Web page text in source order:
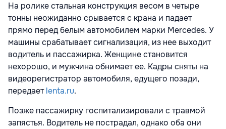
На ролике стальная конструкция весом в четыре
тонны неожиданно срывается с крана и падает
прямо перед белым автомобилем марки Mercedes. У
машины срабатывает сигнализация, из нее выходит
водитель и пассажирка. Женщине становится
нехорошо, и мужчина обнимает ее. Кадры сняты на
видеорегистратор автомобиля, едущего позади,
передаетlenta.ru.
Позже пассажирку госпитализировали с травмой
запястья. Водитель не пострадал, однако оба они